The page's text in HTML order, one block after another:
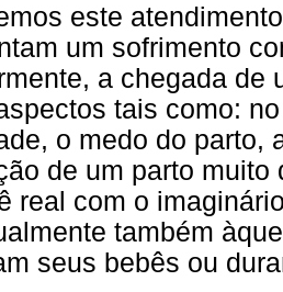
este
um sofrimento
a chegada de
tais como:
o medo do parto,
de um parto
real com o
também
seus bebês ou